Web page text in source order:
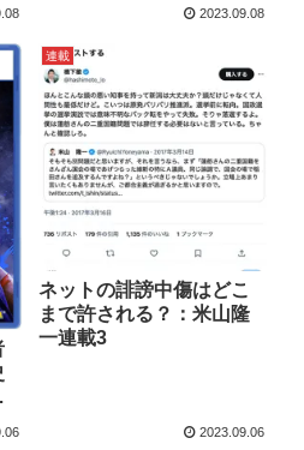
2023.09.08
連載
ネットの誹謗中傷はどこ
まで許される？：米山隆
一連載3
2023.09.06